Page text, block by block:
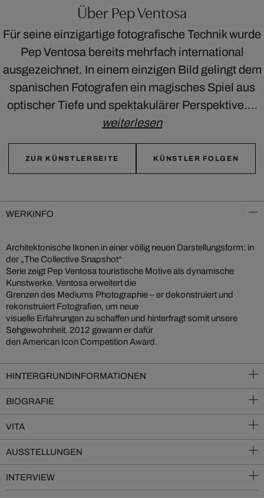
Über Pep Ventosa
Für seine einzigartige fotografische Technik wurde
Pep Ventosa bereits mehrfach international
ausgezeichnet. In einem einzigen Bild gelingt dem
spanischen Fotografen ein magisches Spiel aus
optischer Tiefe und spektakulärer Perspektive.…
weiterlesen
ZUR KÜNSTLERSEITE KÜNSTLER FOLGEN
WERKINFO
Architektonische Ikonen in einer völlig neuen Darstellungsform: in
der „The Collective Snapshot“
Serie zeigt Pep Ventosa touristische Motive als dynamische
Kunstwerke. Ventosa erweitert die
Grenzen des Mediums Photographie – er dekonstruiert und
rekonstruiert Fotografien, um neue
visuelle Erfahrungen zu schaffen und hinterfragt somit unsere
Sehgewohnheit. 2012 gewann er dafür
den American Icon Competition Award.
HINTERGRUNDINFORMATIONEN
BIOGRAFIE
VITA
AUSSTELLUNGEN
INTERVIEW